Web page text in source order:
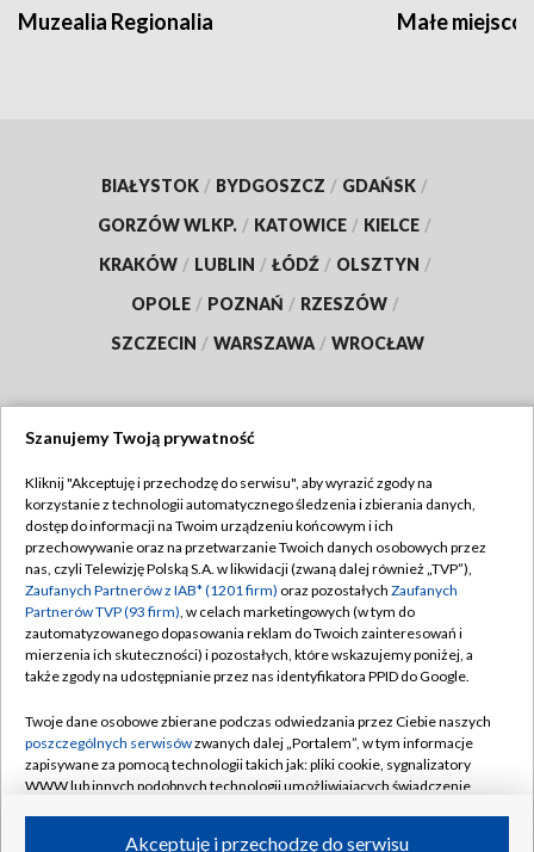
Muzealia Regionalia Małe
BIAŁYSTOK / BYDGOSZCZ / GDAŃSK /
GORZÓW WLKP. / KATOWICE / KIELCE /
KRAKÓW / LUBLIN / ŁÓDŹ / OLSZTYN /
OPOLE / POZNAŃ / RZESZÓW /
SZCZECIN / WARSZAWA / WROCŁAW
TVP
Abonament TVP
Emisja w TVP
Centrum informacji TVP
Naziemna Telewizja Cyfrowa
Rada Programowa
System NOS
Informacje o nadawcy
Regulamin TVP
Polityka prywatności
Moje zgody
Pomoc
Kontakt
Kanały
Szanujemy Twoją prywatność
Kliknij "Akceptuję i przechodzę do serwisu", aby wyrazić zgody na
korzystanie z technologii automatycznego śledzenia i zbierania danych,
dostęp do informacji na Twoim urządzeniu końcowym i ich
przechowywanie oraz na przetwarzanie Twoich danych osobowych przez
nas, czyli Telewizję Polską S.A. w likwidacji (zwaną dalej również „TVP”),
Zaufanych Partnerów z IAB* (1201 firm) oraz pozostałych Zaufanych
Partnerów TVP (93 firm), w celach marketingowych (w tym do
zautomatyzowanego dopasowania reklam do Twoich zainteresowań i
mierzenia ich skuteczności) i pozostałych, które wskazujemy poniżej, a
także zgody na udostępnianie przez nas identyfikatora PPID do Google.
Twoje dane osobowe zbierane podczas odwiedzania przez Ciebie naszych
poszczególnych serwisówzwanych dalej „Portalem”, w tym informacje
zapisywane za pomocą technologii takich jak: pliki cookie, sygnalizatory
WWW lub innych podobnych technologii umożliwiających świadczenie
Akceptuję i przechodzę do serwisu